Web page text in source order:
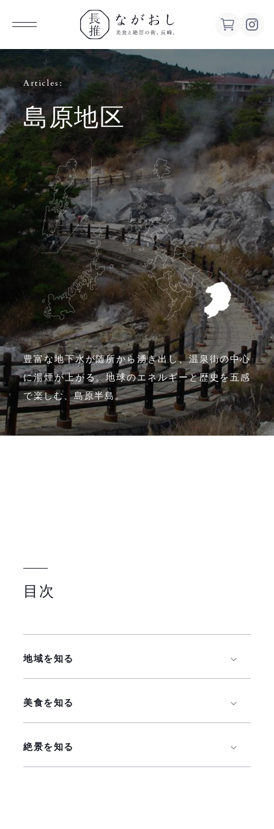
ながお
し 美食
と絶景の
街、長
崎。
Articles:
島原地区
豊富な地下水が随所から湧き出し、温泉街の中心
に湯煙が上がる。地球のエネルギーと歴史を五感
で楽しむ、島原半島。
目次
地域を知る
美食を知る
絶景を知る